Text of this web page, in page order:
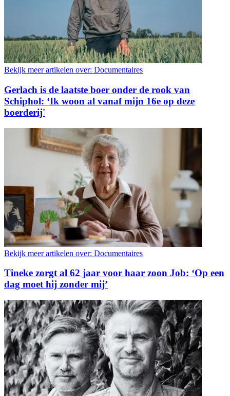
Bekijk meer artikelen over: Documentaires
Gerlach is de laatste boer onder de rook van
Schiphol: ‘Ik woon al vanaf mijn 16e op deze
boerderij'
Bekijk meer artikelen over: Documentaires
Tineke zorgt al 62 jaar voor haar zoon Job: ‘Op een
dag moet hij zonder mij’